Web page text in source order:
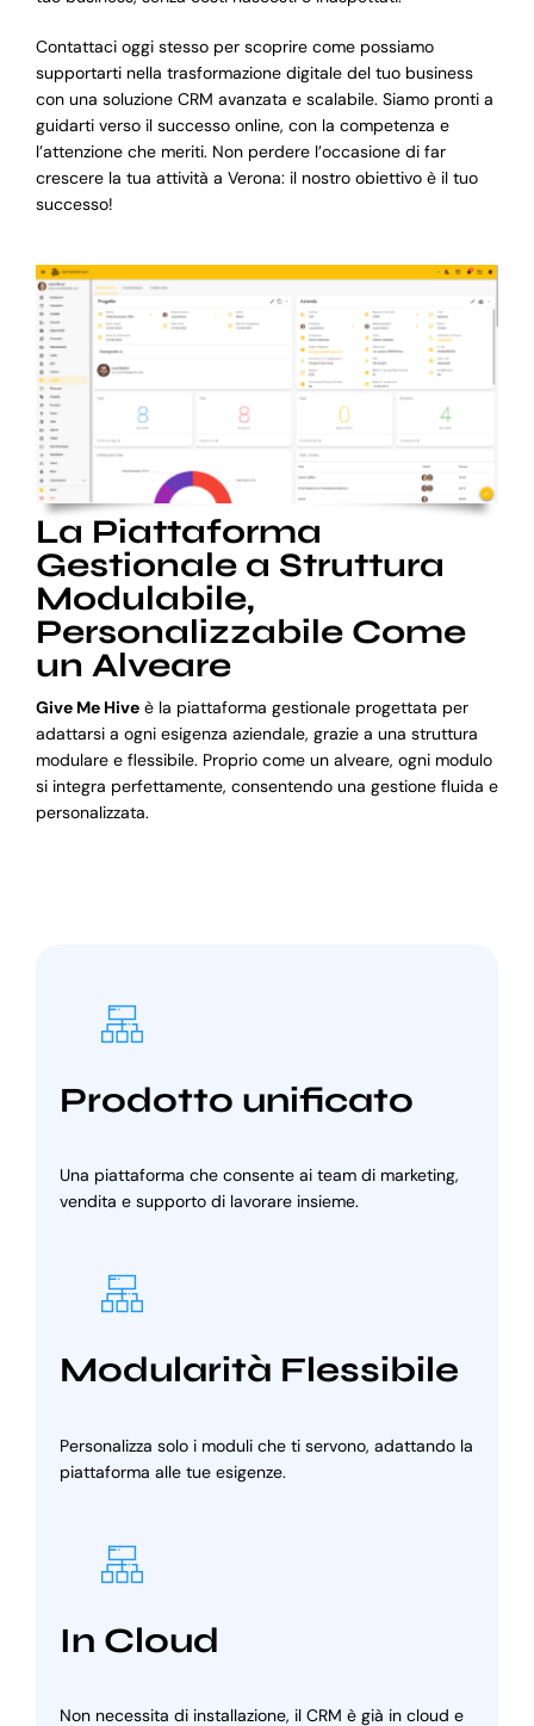
Contattaci oggi stesso per scoprire come possiamo
supportarti nella trasformazione digitale del tuo business
con una soluzione CRM avanzata e scalabile. Siamo pronti a
guidarti verso il successo online, con la competenza e
l’attenzione che meriti. Non perdere l’occasione di far
crescere la tua attività a Verona: il nostro obiettivo è il tuo
successo!
La Piattaforma
Gestionale a Struttura
Modulabile,
Personalizzabile Come
un Alveare
Give Me Hiveè la piattaforma gestionale progettata per
adattarsi a ogni esigenza aziendale, grazie a una struttura
modulare e flessibile. Proprio come un alveare, ogni modulo
si integra perfettamente, consentendo una gestione fluida e
personalizzata.
Prodotto unificato
Una piattaforma che consente ai team di marketing,
vendita e supporto di lavorare insieme.
Modularità Flessibile
Personalizza solo i moduli che ti servono, adattando la
piattaforma alle tue esigenze.
In Cloud
Non necessita di installazione, il CRM è già in cloud e